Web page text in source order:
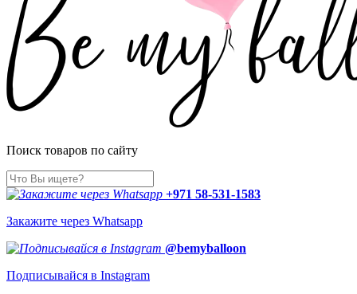
Поиск товаров по сайту
+971 58-531-1583
Закажите через Whatsapp
@bemyballoon
Подписывайся в Instagram